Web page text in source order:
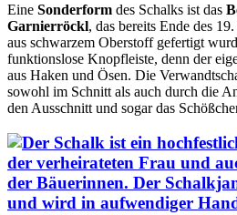
Eine Sonderform des Schalks ist das
Garnierröckl, das bereits Ende des
aus schwarzem Oberstoff gefertigt
funktionslose Knopfleiste, denn der
aus Haken und Ösen. Die
sowohl im Schnitt als auch durch die
den Ausschnitt und sogar das